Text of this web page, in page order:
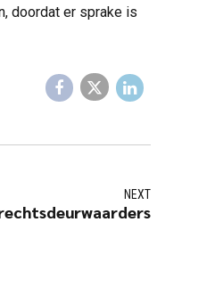
doordat er sprake is
NEXT